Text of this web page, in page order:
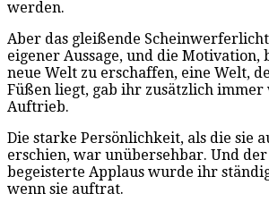
werden.
Aber das gleißende
eigener Aussage, und die Motivation,
neue Welt zu erschaffen, eine Welt,
Füßen liegt, gab ihr zusätzlich
Auftrieb.
Die starke Persönlichkeit, als die sie
erschien, war unübersehbar. Und
begeisterte Applaus wurde ihr
wenn sie auftrat.